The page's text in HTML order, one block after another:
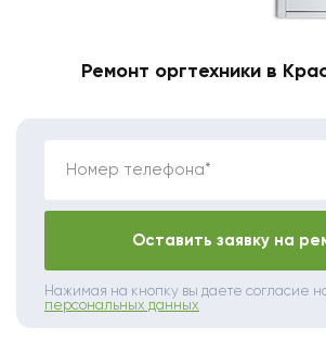
Ремонт оргтехники в
Номер телефона*
Оставить заявку на
Нажимая на кнопку вы даете согласие
персональных данных